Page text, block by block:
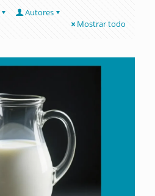
Autores
Mostrar todo